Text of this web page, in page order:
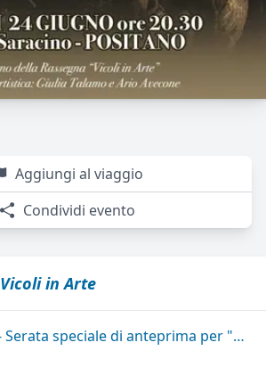
Aggiungi al viaggio
Condividi evento
Vicoli in Arte
Positano Riparte - Serata speciale di anteprima per "Vicoli in Arte"